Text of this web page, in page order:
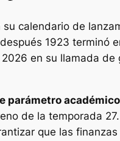
su calendario de
1923 terminó
en su llamada
parámetro
de la temporada
que las